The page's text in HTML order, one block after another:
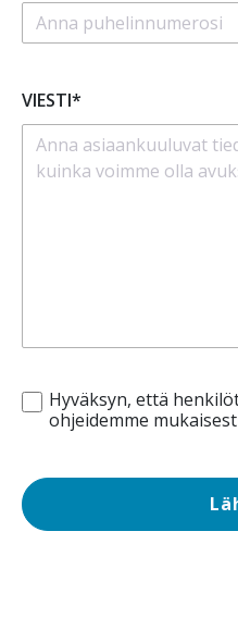
VIESTI*
Hyväksyn, että
ohjeidemme